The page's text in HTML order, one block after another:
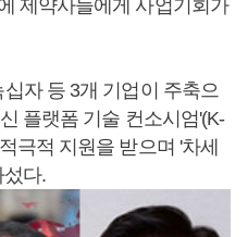
제약사들에게 사업기회가
자 등 3개 기업이 주축으
플랫폼 기술 컨소시엄'(K-
극적 지원을 받으며 '차세
섰다.